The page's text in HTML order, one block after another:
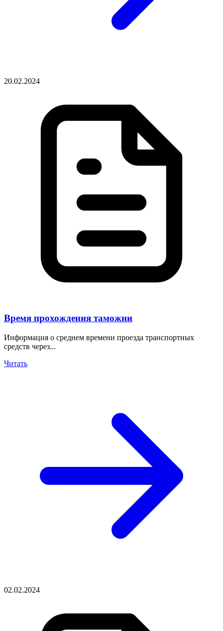
20.02.2024
Время прохождения таможни
Информация о среднем времени проезда транспортных
средств через...
Читать
02.02.2024